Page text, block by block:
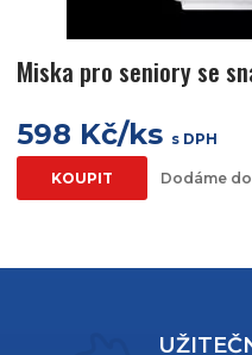
Miska pro seniory se
598 Kč/ks s DPH
KOUPIT Dodáme